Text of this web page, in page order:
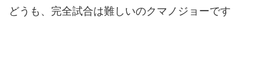
どうも、完全試合は難しいのクマノジョーです